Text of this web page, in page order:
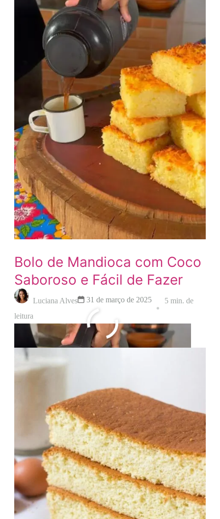
Bolo de Mandioca com Coco
Saboroso e Fácil de Fazer
Luciana Alves 31 de março de 2025
5 min. de
leitura
Leia mais